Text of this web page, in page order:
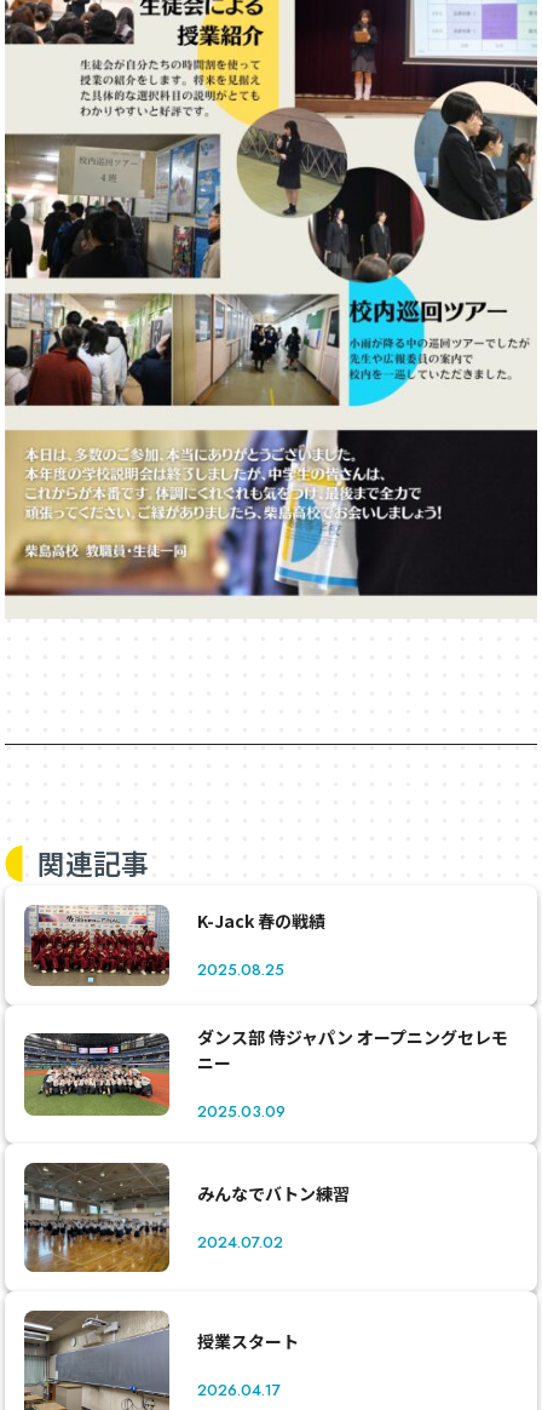
関連記事
K-Jack 春の戦績
2025.08.25
ダンス部 侍ジャパン オープニングセレモ
ニー
2025.03.09
みんなでバトン練習
2024.07.02
授業スタート
2026.04.17